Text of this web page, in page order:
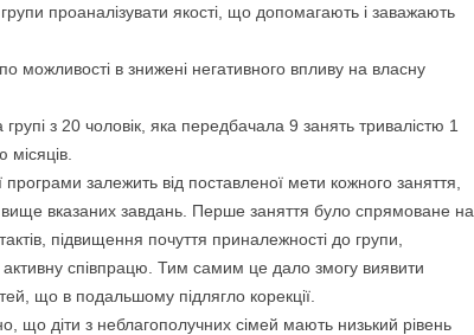
проаналізувати якості, що допомагають і заважають
можливості в знижені негативного впливу на власну
з 20 чоловік, яка передбачала 9 занять тривалістю 1
програми залежить від поставленої мети кожного заняття,
вказаних завдань. Перше заняття було спрямоване на
підвищення почуття приналежності до групи,
співпрацю. Тим самим це дало змогу виявити
що в подальшому підлягло корекції.
що діти з неблагополучних сімей мають низький рівень